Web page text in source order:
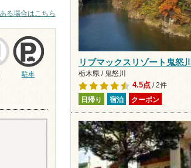
る場合はこちら
駐車
リブマックスリゾート鬼怒川
栃木県 / 鬼怒川
4.5点/ 2件
日帰り 宿泊 クーポン